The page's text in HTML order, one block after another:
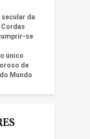
da
Cordas
se
único
de
Mundo